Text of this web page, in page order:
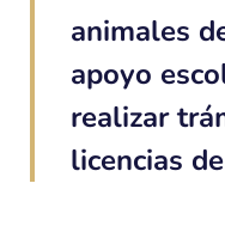
animales
apoyo
realizar
licencias